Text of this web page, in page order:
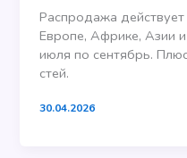
Распродажа
Европе, Африке, Азии
июля по сентябрь.
стей.
30.04.2026